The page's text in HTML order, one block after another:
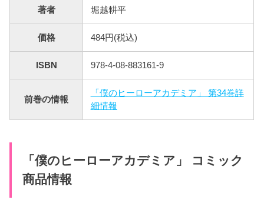
著者 堀越耕平
価格 484円(税込)
ISBN 978-4-08-883161-9
前巻の情報
「僕のヒーローアカデミア」 第34巻詳
細情報
「僕のヒーローアカデミア」 コミック
商品情報